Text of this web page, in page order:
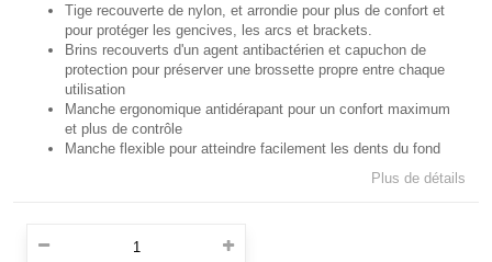
Tige recouverte de nylon, et arrondie pour plus de confort et
pour protéger les gencives, les arcs et brackets.
Brins recouverts d'un agent antibactérien et capuchon de
protection pour préserver une brossette propre entre chaque
utilisation
Manche ergonomique antidérapant pour un confort maximum
et plus de contrôle
Manche flexible pour atteindre facilement les dents du fond
Plus de détails